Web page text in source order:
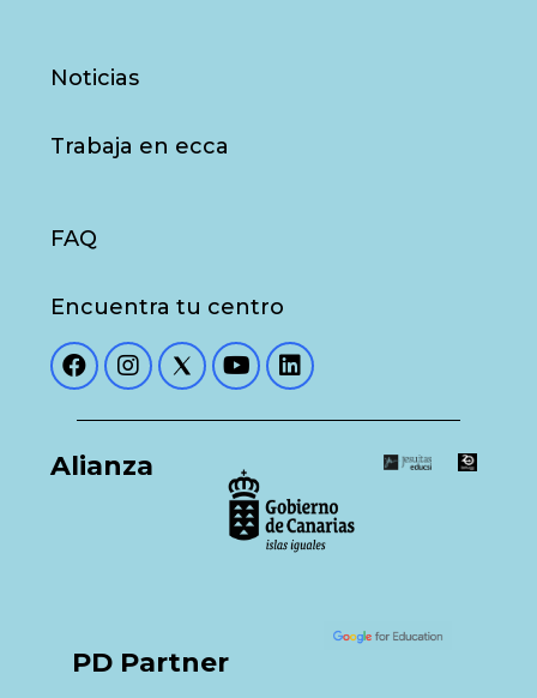
Noticias
Trabaja en ecca
FAQ
Encuentra tu centro
Alianza
PD Partner